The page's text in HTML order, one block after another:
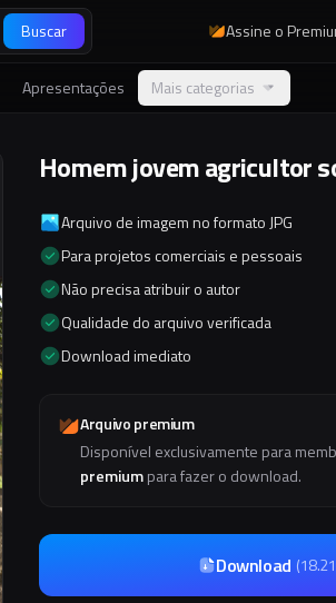
Buscar Assine o
Apresentações Mais categorias
Homem jovem agricultor
Arquivo de imagem no formato JPG
Para projetos comerciais e pessoais
Não precisa atribuir o autor
Qualidade do arquivo verificada
Download imediato
Arquivo premium
Disponível exclusivamente para
premiumpara fazer o download.
Download (